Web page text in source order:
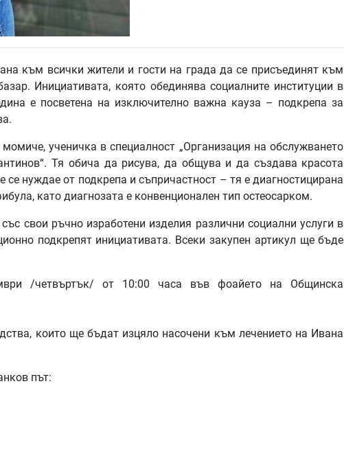
към всички жители и гости на града да се присъединят към
Инициативата, която обединява социалните институции в
е посветена на изключително важна кауза – подкрепа за
ученичка в специалност „Организация на обслужването
Тя обича да рисува, да общува и да създава красота
нуждае от подкрепа и съпричастност – тя е диагностицирана
като диагнозата е конвенционален тип остеосарком.
свои ръчно изработени изделия различни социални услуги в
подкрепят инициативата. Всеки закупен артикул ще бъде
/четвъртък/ от 10:00 часа във фоайето на Общинска
които ще бъдат изцяло насочени към лечението на Ивана
път: